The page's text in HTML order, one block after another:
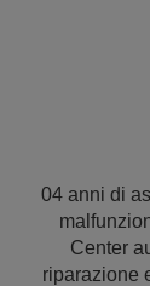
04 anni di
Center
riparazione